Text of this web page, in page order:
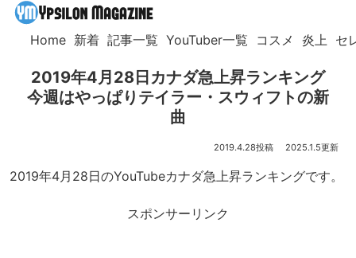
Home 新着 記事一覧 YouTuber一覧 コスメ 炎上 セ
2019年4月28日カナダ急上昇ランキング
今週はやっぱりテイラー・スウィフトの新
曲
2019.4.28 2025.1.5
2019年4月28日のYouTubeカナダ急上昇ランキングです。
スポンサーリンク